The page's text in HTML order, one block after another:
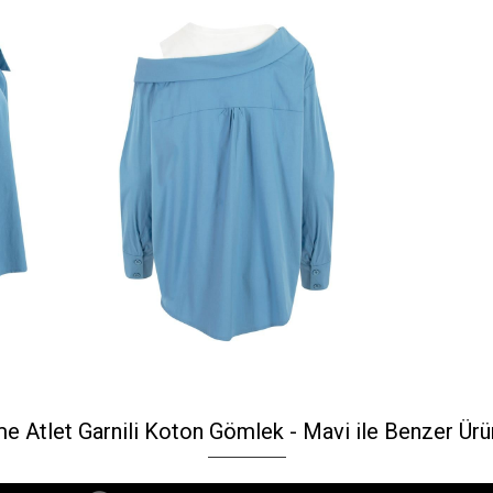
Atlet Garnili Koton Gömlek - Mavi ile Benzer